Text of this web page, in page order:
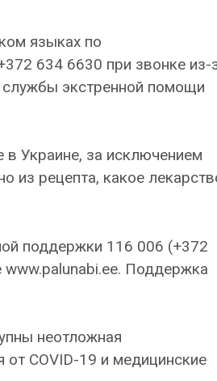
языках по
634 6630 при звонке из-
экстренной помощи
Украине, за исключением
из рецепта, какое
поддержки 116 006 (+372
Поддержка
неотложная
от COVID-19 и медицинские